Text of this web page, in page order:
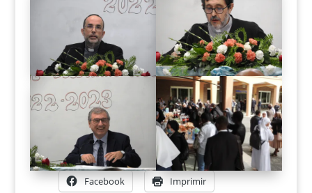
Facebook Imprimir